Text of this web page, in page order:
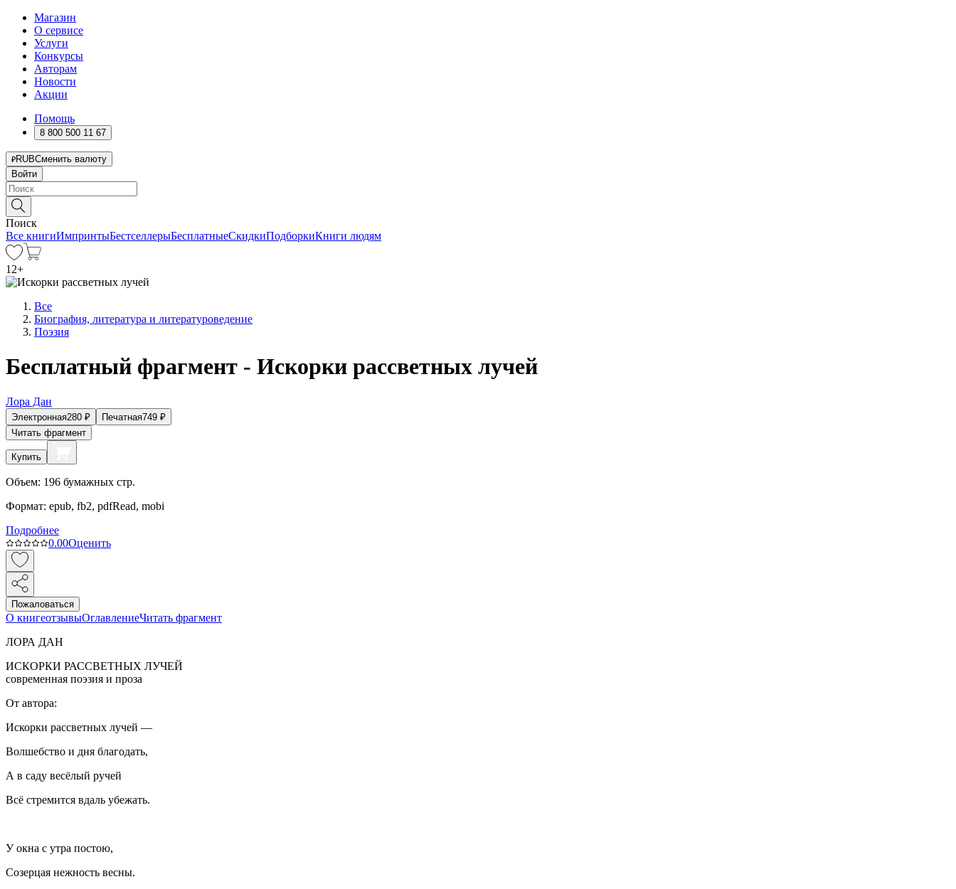
Магазин
О сервисе
Услуги
Конкурсы
Авторам
Новости
Акции
Помощь
8 800 500 11 67
RUBСменить валюту
Войти
Поиск
Все книгиИмпринтыБестселлерыБесплатныеСкидкиПодборкиКниги людям
12+
Все
Биография, литература и литературоведение
Поэзия
Бесплатный фрагмент - Искорки рассветных лучей
Лора Дан
Электронная280 ₽ Печатная749 ₽
Читать фрагмент
Купить
Объем: 196 бумажных стр.
Формат: epub, fb2, pdfRead, mobi
Подробнее
0.00Оценить
Пожаловаться
О книгеотзывыОглавлениеЧитать фрагмент
ЛОРА ДАН
ИСКОРКИ РАССВЕТНЫХ ЛУЧЕЙ
современная поэзия и проза
От автора:
Искорки рассветных лучей —
Волшебство и дня благодать,
А в саду весёлый ручей
Всё стремится вдаль убежать.
У окна с утра постою,
Созерцая нежность весны.